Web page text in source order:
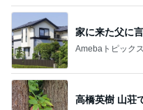
家に来た父に
Amebaトピックス
高橋英樹 山荘